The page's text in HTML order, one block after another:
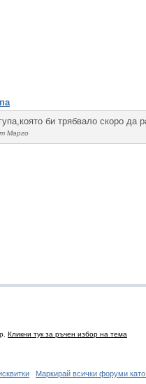
би трябвало скоро да
Марго
Кликни тук за ръчен избор на тема
Маркирай всички форуми